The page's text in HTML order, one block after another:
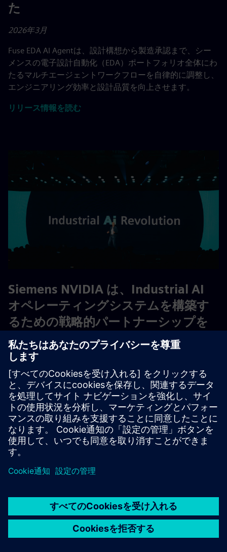
た
2026年3月
Fuse EDA AI Agentは、設計構想から製造承認まで、シー
メンスの電子設計自動化（EDA）ポートフォリオ全体にわ
たるマルチエージェントワークフローを自律的に調整し、
エンジニアリング効率と設計品質を向上させます。
リリース情報を読む
Siemens NVIDIA は、Industrial AI
オペレーティングシステムを構築す
るための戦略的パートナーシップを
拡大します
2026年1月
コラボレーションの深化は、AIネイティブな設計とシミュ
レーション、AI主導の適応型製造とサプライチェーン、AI
工場、そして相互顧客ゼロのアプローチにまで及びます。
リリース情報を読む